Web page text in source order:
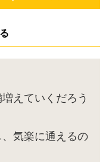
えていくだろう
気楽に通えるの